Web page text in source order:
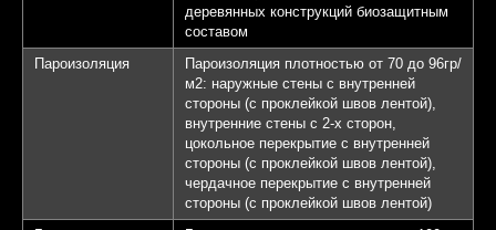
деревянных конструкций биозащитным
составом
Пароизоляция
Пароизоляция плотностью от 70 до 96гр/
м2: наружные стены с внутренней
стороны (с проклейкой швов лентой),
внутренние стены с 2-х сторон,
цокольное перекрытие с внутренней
стороны (с проклейкой швов лентой),
чердачное перекрытие с внутренней
стороны (с проклейкой швов лентой)